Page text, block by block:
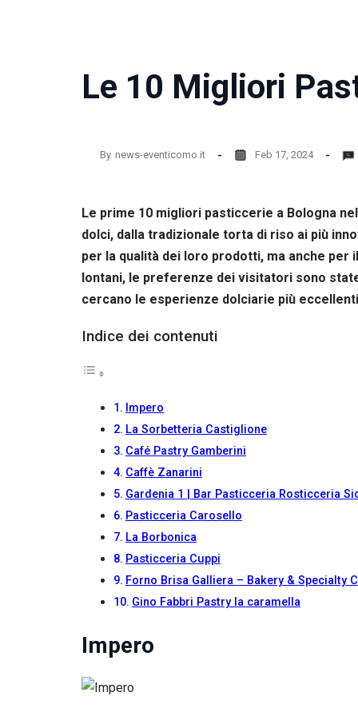
Le 10 Migliori
By news-eventicomo.it Feb 17, 2024
Le prime 10 migliori pasticcerie a Bologna
dolci, dalla tradizionale torta di riso ai più
per la qualità dei loro prodotti, ma anche
lontani, le preferenze dei visitatori sono
cercano le esperienze dolciarie più
Indice dei contenuti
Impero
La Sorbetteria Castiglione
Café Pastry Gamberini
Caffè Zanarini
Gardenia 1 | Bar Pasticceria Rosticceria
Pasticceria Carosello
La Borbonica
Pasticceria Cuppi
Forno Brisa Galliera – Bakery & Specialty
Gino Fabbri Pastry la caramella
Impero
Esperienza
una migliore
navigazione
tuoi interessi e il
personalizzati.